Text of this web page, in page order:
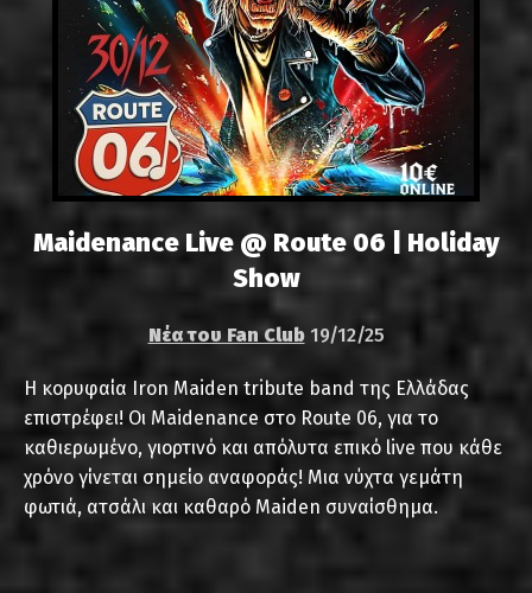
Maidenance Live @ Route 06 | Holiday
Show
Νέα του Fan Club 19/12/25
Η κορυφαία Iron Maiden tribute band της Ελλάδας
επιστρέφει! Οι Maidenance στο Route 06, για το
καθιερωμένο, γιορτινό και απόλυτα επικό live που κάθε
χρόνο γίνεται σημείο αναφοράς! Μια νύχτα γεμάτη
φωτιά, ατσάλι και καθαρό Maiden συναίσθημα.